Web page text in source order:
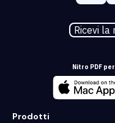
Ricevi
Nitro PDF
Prodotti